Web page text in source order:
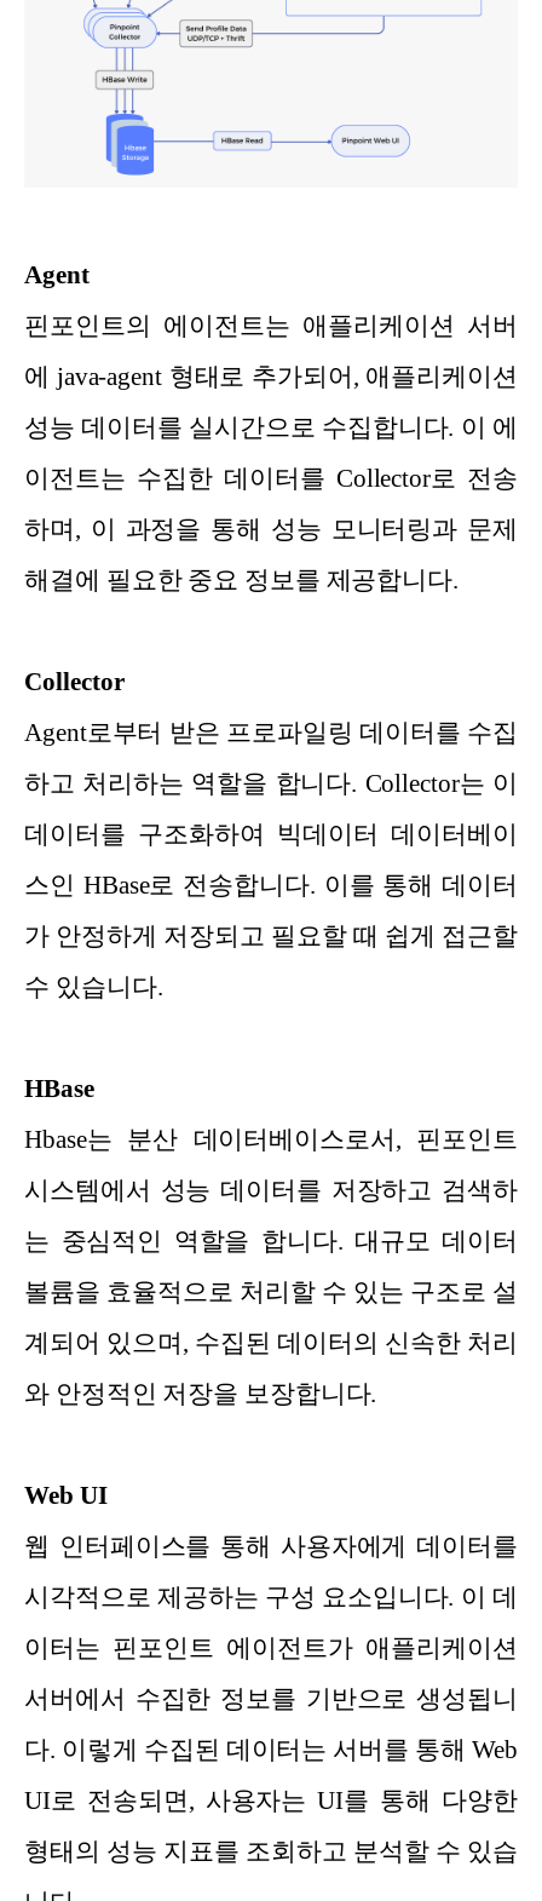
Agent
핀포인트의 에이전트는 애플리케이션 서버
에 java-agent 형태로 추가되어, 애플리케이션
성능 데이터를 실시간으로 수집합니다. 이 에
이전트는 수집한 데이터를 Collector로 전송
하며, 이 과정을 통해 성능 모니터링과 문제
해결에 필요한 중요 정보를 제공합니다.
Collector
Agent로부터 받은 프로파일링 데이터를 수집
하고 처리하는 역할을 합니다. Collector는 이
데이터를 구조화하여 빅데이터 데이터베이
스인 HBase로 전송합니다. 이를 통해 데이터
가 안정하게 저장되고 필요할 때 쉽게 접근할
수 있습니다.
HBase
Hbase는 분산 데이터베이스로서, 핀포인트
시스템에서 성능 데이터를 저장하고 검색하
는 중심적인 역할을 합니다. 대규모 데이터
볼륨을 효율적으로 처리할 수 있는 구조로 설
계되어 있으며, 수집된 데이터의 신속한 처리
와 안정적인 저장을 보장합니다.
Web UI
웹 인터페이스를 통해 사용자에게 데이터를
시각적으로 제공하는 구성 요소입니다. 이 데
이터는 핀포인트 에이전트가 애플리케이션
서버에서 수집한 정보를 기반으로 생성됩니
다. 이렇게 수집된 데이터는 서버를 통해 Web
UI로 전송되면, 사용자는 UI를 통해 다양한
형태의 성능 지표를 조회하고 분석할 수 있습